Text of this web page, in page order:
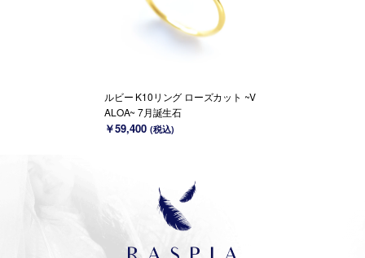
ルビー K10リング ローズカット ~V
ALOA~ 7月誕生石
￥59,400(税込)